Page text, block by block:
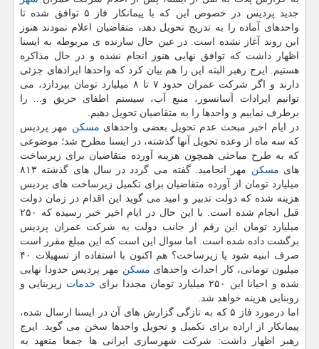
جدید پردیس در خصوص این كه با پیمانكار فاز ۵ توافق شده تا
واحدهای آماده را به تدریج تحویل دهد، متقاضیان اعلام نمودند هنوز
این روند آغاز نشده است. در عین حال سازنده ی مربوطه به ایسنا
اظهار داشت كه توافق نهایی هنوز انجام نشده و در حال مذاكره
هستیم. ایرج رهبر البته این را هم بیان كرد كه واحدها ایرادهای جزئی
دارند و اگر شركت عمران حدود ۷ تا ۸ میلیارد تومان بپردازد، می
توانیم ایرادات آسانسور، منبع آب، سیستم اطفای حریق و... را
برطرف نماییم و واحدها را به متقاضیان تحویل دهیم.
در ایام اخیر مبحث عدم تحویل بعضی واحدهای مسكن مهر پردیس
كه سه ماه از وعده تحویل آنها گذشته، در ایسنا مطرح شد؛ موضوعی
كه به طرح مباحثی همچون هزینه آورده متقاضیان برای زیرساخت
های مسكن
مهر انجامید. گفته می گردد در سال های گذشته ۸۱۳
میلیارد تومان از آورده متقاضیان برای تكمیل زیرساخت های پردیس
هزینه شده كه دولت تدبیر و امید می گوید این اقدام در زمان دولت
قبل انجام شده است. با این حال در ایام اخیر خبر رسیده كه ۲۵۰
میلیارد تومان این رقم از جانب دولت به شركت عمران پردیس
برگشت داده شده است. اما سوال این است كه این مبلغ مقرر است
صرف ابنیه شود یا زیرساخت؟ هم اكنون با استفاده از تسهیلات ۴۰
میلیون تومانی، كار احداث واحدهای مسكن مهر پردیس حدودا نهایی
شده و احیانا این ۲۵۰ میلیارد تومان مجددا برای
خدمات زیربنایی و
روبنایی هزینه خواهد شد.
اما درمورد فاز ۵ كه به تازگی گزارش های آن در ایسنا ارسال شده،
پیمانكار از اراده برای تكمیل و تحویل واحدها سخن می گوید. ایرج
رهبر اظهار داشت: شركت شهرسازی ایرانی ها جمعا متعهد به